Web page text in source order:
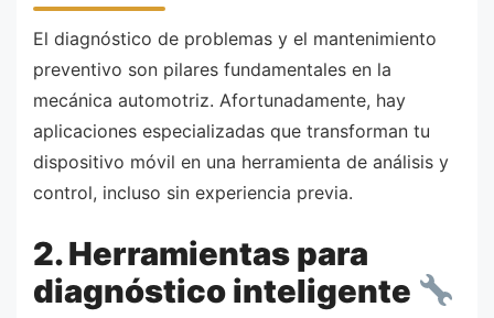
El diagnóstico de problemas y el mantenimiento
preventivo son pilares fundamentales en la
mecánica automotriz. Afortunadamente, hay
aplicaciones especializadas que transforman tu
dispositivo móvil en una herramienta de análisis y
control, incluso sin experiencia previa.
2. Herramientas para
diagnóstico inteligente